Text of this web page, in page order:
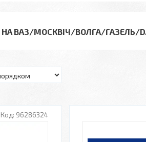
ВАЗ/МОСКВІЧ/ВОЛГА/ГАЗЕЛЬ/
96286324